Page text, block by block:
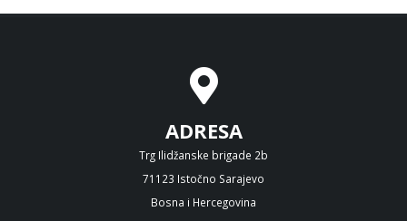
ADRESA
Trg Ilidžanske brigade 2b
71123 Istočno Sarajevo
Bosna i Hercegovina